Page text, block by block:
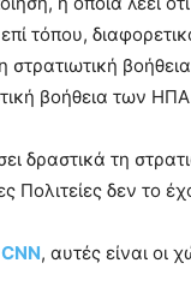
τόπου,
βοήθεια των
δραστικά τη
δεν το
, αυτές είναι οι